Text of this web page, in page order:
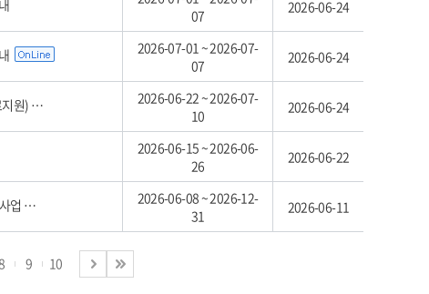
07
2026-06-24
2026-07-01 ~ 2026-07-
07
2026-06-24
(3차)
2026-06-22 ~ 2026-07-
10
2026-06-24
2026-06-15 ~ 2026-06-
26
2026-06-22
공고
2026-06-08 ~ 2026-12-
31
2026-06-11
9 10